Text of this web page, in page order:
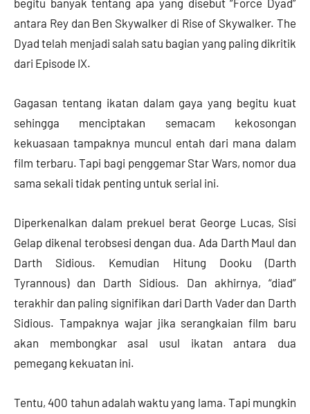
antara Rey dan Ben Skywalker di Rise of Skywalker. The
Dyad telah menjadi salah satu bagian yang paling dikritik
dari Episode IX.
Gagasan tentang ikatan dalam gaya yang begitu kuat
sehingga menciptakan semacam kekosongan
kekuasaan tampaknya muncul entah dari mana dalam
film terbaru. Tapi bagi penggemar Star Wars, nomor dua
sama sekali tidak penting untuk serial ini.
Diperkenalkan dalam prekuel berat George Lucas, Sisi
Gelap dikenal terobsesi dengan dua. Ada Darth Maul dan
Darth Sidious. Kemudian Hitung Dooku (Darth
Tyrannous) dan Darth Sidious. Dan akhirnya, “diad”
terakhir dan paling signifikan dari Darth Vader dan Darth
Sidious. Tampaknya wajar jika serangkaian film baru
akan membongkar asal usul ikatan antara dua
pemegang kekuatan ini.
Tentu, 400 tahun adalah waktu yang lama. Tapi mungkin